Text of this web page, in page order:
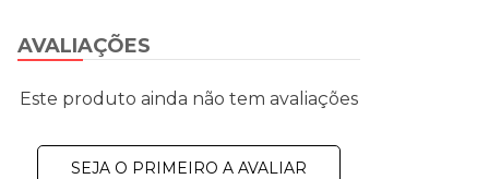
AVALIAÇÕES
Este produto ainda não tem avaliações
SEJA O PRIMEIRO A AVALIAR